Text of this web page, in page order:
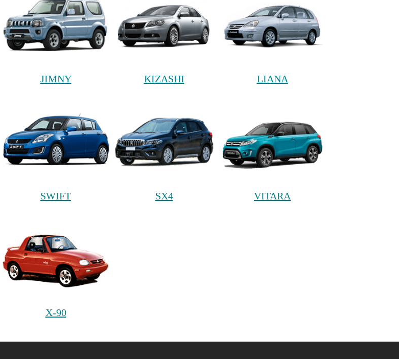
JIMNY KIZASHI LIANA
SWIFT SX4 VITARA
X-90